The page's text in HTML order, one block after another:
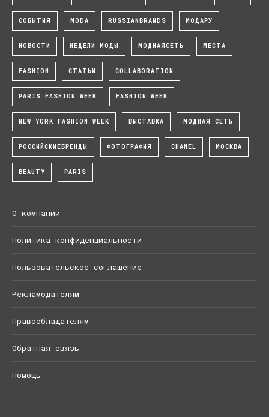
СОБЫТИЯ MODA RUSSIANBRANDS МОДАРУ
НОВОСТИ НЕДЕЛИ МОДЫ МОДНАЯСЕТЬ МЕСТА
FASHION СТАТЬИ COLLABORATION
PARIS FASHION WEEK FASHION WEEK
NEW YORK FASHION WEEK ВЫСТАВКА МОДНАЯ СЕТЬ
РОССИЙСКИЕБРЕНДЫ ФОТОГРАФИЯ CHANEL МОСКВА
BEAUTY PARIS
О компании
Политика конфиденциальности
Пользовательское соглашение
Рекламодателям
Правообладателям
Обратная связь
Помощь